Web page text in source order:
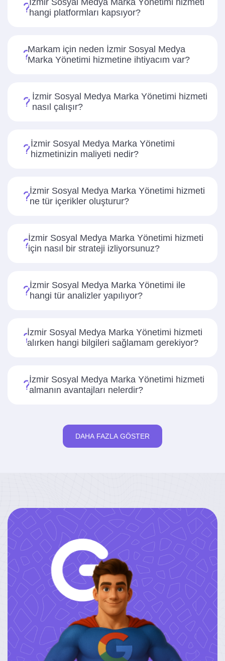
İzmir Sosyal Medya Marka Yönetimi hizmeti
hangi platformları kapsıyor?
Markam için neden İzmir Sosyal Medya
Marka Yönetimi hizmetine ihtiyacım var?
İzmir Sosyal Medya Marka Yönetimi hizmeti
nasıl çalışır?
İzmir Sosyal Medya Marka Yönetimi
hizmetinizin maliyeti nedir?
İzmir Sosyal Medya Marka Yönetimi hizmeti
ne tür içerikler oluşturur?
İzmir Sosyal Medya Marka Yönetimi hizmeti
için nasıl bir strateji izliyorsunuz?
İzmir Sosyal Medya Marka Yönetimi ile
hangi tür analizler yapılıyor?
İzmir Sosyal Medya Marka Yönetimi hizmeti
alırken hangi bilgileri sağlamam gerekiyor?
İzmir Sosyal Medya Marka Yönetimi hizmeti
almanın avantajları nelerdir?
DAHA FAZLA GÖSTER